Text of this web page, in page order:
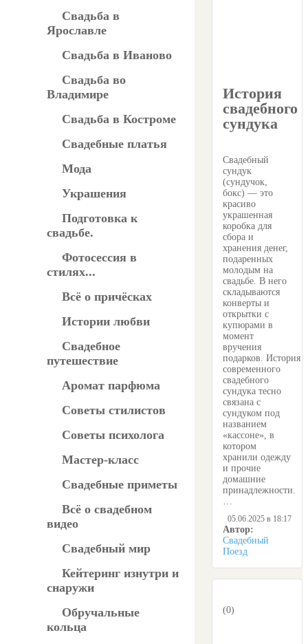
Свадьба в
Ярославле
Свадьба в Иваново
Свадьба во
Владимире
Свадьба в Костроме
Свадебные платья
Мода
Украшения
Подготовка к
свадьбе.
Фотосессия в
стилях...
Всё о причёсках
Истории любви
Свадебное
путешествие
Аромат парфюма
Советы стилистов
Советы психолога
Мастер-класс
Свадебные приметы
Всё о свадебном
видео
Свадебный мир
Кейтеринг изнутри и
снаружи
Обручальные
кольца
История
свадебного
сундука
Свадебный
сундук
(сундучок,
бокс) — это
красиво
украшенная
коробка для
сбора и
хранения денег,
подаренных
молодым на
свадьбе. В него
складываются
конверты и
открытки с
купюрами в
момент
вручения
подарков. История
современного
свадебного
сундука тесно
связана с
сундуком под
названием
«кассоне», в
котором
хранили одежду
и прочие
домашние
принадлежности.
…
05.06.2025 в 18:17
Автор:
Свадебный
Поезд
(0)